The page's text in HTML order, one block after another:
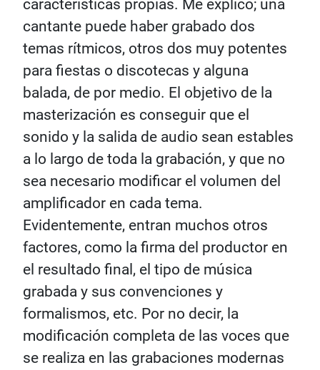
características propias. Me explico; una
cantante puede haber grabado dos
temas rítmicos, otros dos muy potentes
para fiestas o discotecas y alguna
balada, de por medio. El objetivo de la
masterización es conseguir que el
sonido y la salida de audio sean estables
a lo largo de toda la grabación, y que no
sea necesario modificar el volumen del
amplificador en cada tema.
Evidentemente, entran muchos otros
factores, como la firma del productor en
el resultado final, el tipo de música
grabada y sus convenciones y
formalismos, etc. Por no decir, la
modificación completa de las voces que
se realiza en las grabaciones modernas